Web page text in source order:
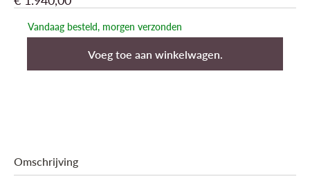
Vandaag besteld, morgen verzonden
Voeg toe aan winkelwagen.
Omschrijving